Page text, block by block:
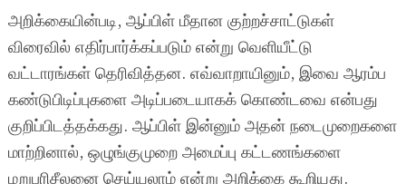
அறிக்கையின்படி, ஆப்பிள் மீதான குற்றச்சாட்டுகள்
விரைவில் எதிர்பார்க்கப்படும் என்று வெளியீட்டு
வட்டாரங்கள் தெரிவித்தன. எவ்வாறாயினும், இவை ஆரம்ப
கண்டுபிடிப்புகளை அடிப்படையாகக் கொண்டவை என்பது
குறிப்பிடத்தக்கது. ஆப்பிள் இன்னும் அதன் நடைமுறைகளை
மாற்றினால், ஒழுங்குமுறை அமைப்பு கட்டணங்களை